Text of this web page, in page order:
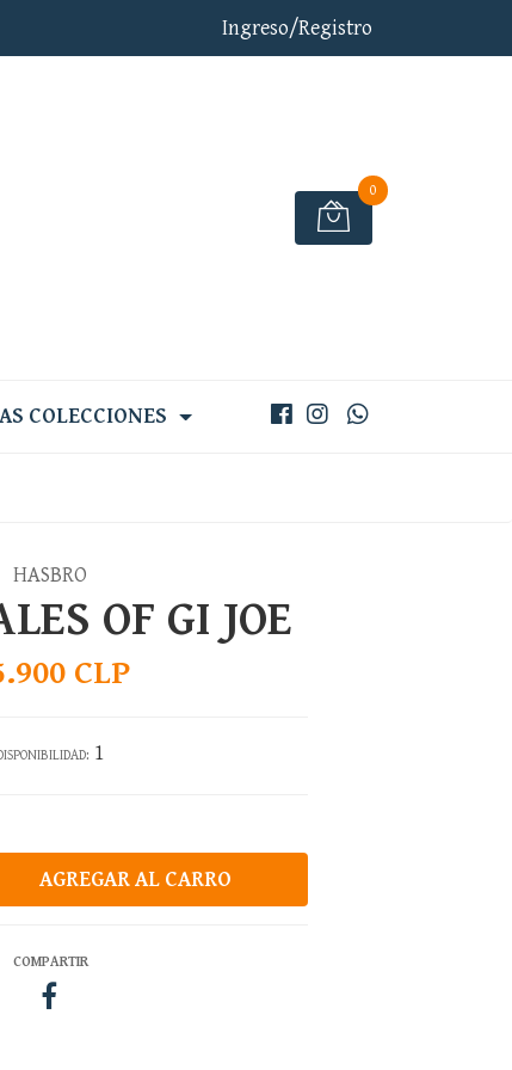
Ingreso/Registro
0
COLECCIONES
HASBRO
OF GI JOE
CLP
1
COMPARTIR